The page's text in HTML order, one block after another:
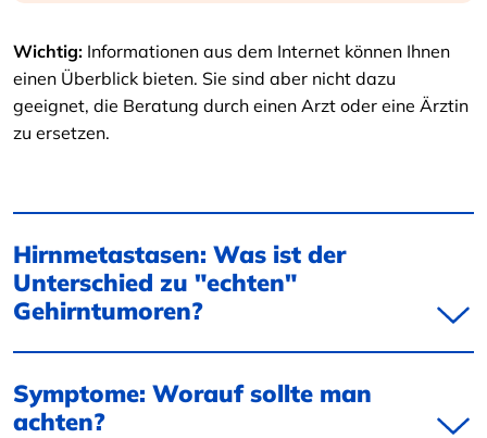
Wichtig: Informationen aus dem Internet können Ihnen
einen Überblick bieten. Sie sind aber nicht dazu
geeignet, die Beratung durch einen Arzt oder eine Ärztin
zu ersetzen.
Hirnmetastasen: Was ist der
Unterschied zu "echten"
Gehirntumoren?
Symptome: Worauf sollte man
achten?